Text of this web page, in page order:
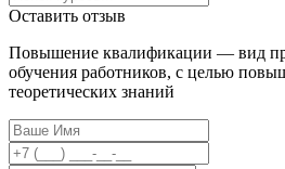
Оставить отзыв
Повышение квалификации — вид
обучения работников, с целью
теоретических знаний